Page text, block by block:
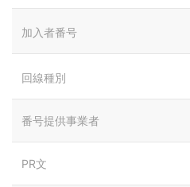
加入者番号
回線種別
番号提供事業者
PR文